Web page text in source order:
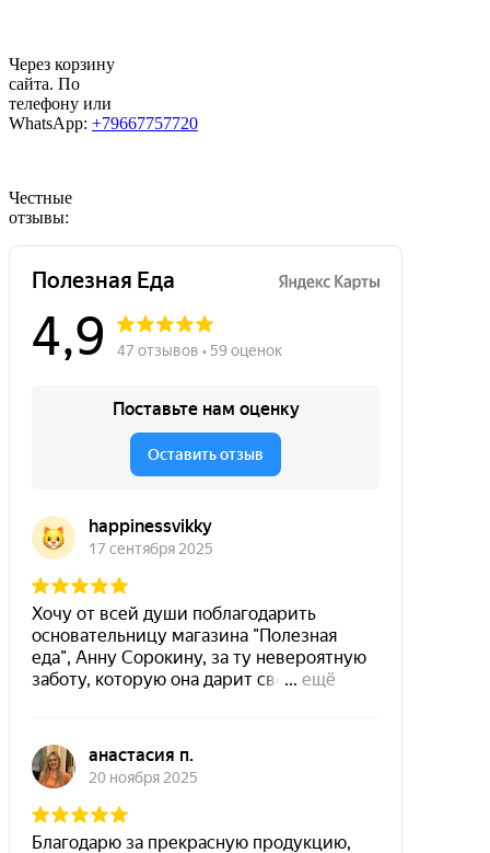
Через корзину
сайта. По
телефону или
WhatsApp: +79667757720
Честные
отзывы: